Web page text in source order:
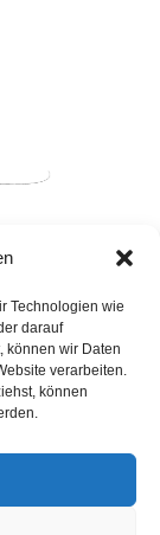
Technologien wie
darauf
können wir Daten
verarbeiten.
können